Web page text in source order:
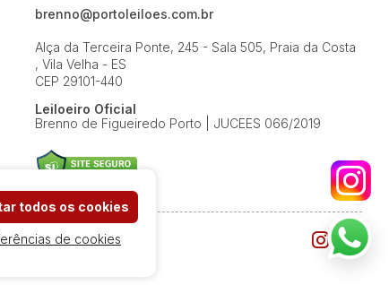
brenno@portoleiloes.com.br
Alça da Terceira Ponte, 245 - Sala 505, Praia da Costa
, Vila Velha - ES
CEP 29101-440
Leiloeiro Oficial
Brenno de Figueiredo Porto | JUCEES 066/2019
todos os cookies
de cookies